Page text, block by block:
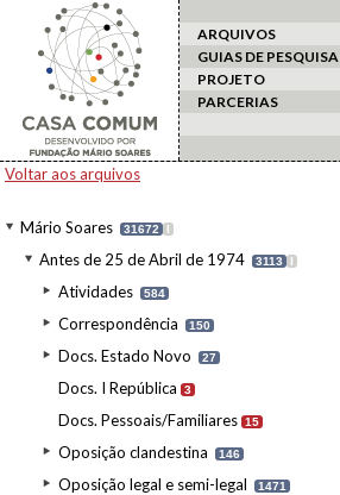
ARQUIVOS
GUIAS DE PESQUISA
PROJETO
PARCERIAS
Voltar aos arquivos
Mário Soares 31672 I
Antes de 25 de Abril de 1974 3113 I
Atividades 584
Correspondência 150
Docs. Estado Novo 27
Docs. I República 3
Docs. Pessoais/Familiares 15
Oposição clandestina 146
Oposição legal e semi-legal 1471